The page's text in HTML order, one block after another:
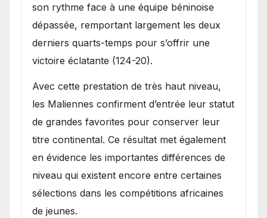
son rythme face à une équipe béninoise
dépassée, remportant largement les deux
derniers quarts-temps pour s’offrir une
victoire éclatante (124-20).
Avec cette prestation de très haut niveau,
les Maliennes confirment d’entrée leur statut
de grandes favorites pour conserver leur
titre continental. Ce résultat met également
en évidence les importantes différences de
niveau qui existent encore entre certaines
sélections dans les compétitions africaines
de jeunes.